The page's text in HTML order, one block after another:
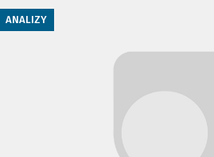
ANALIZY